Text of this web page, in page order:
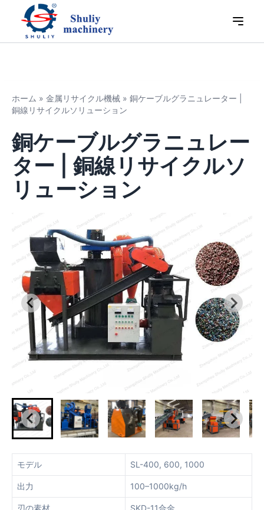
ホーム » 金属リサイクル機械 » 銅ケーブルグラニュレーター |
銅線リサイクルソリューション
銅ケーブルグラニュレー
ター | 銅線リサイクルソ
リューション
モデル SL-400, 600, 1000
出力 100–1000kg/h
刃の素材 SKD-11合金